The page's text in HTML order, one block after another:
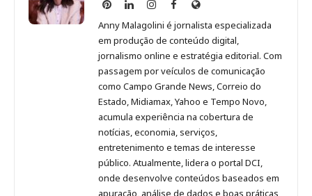
Anny
Malagolini
no
Pinterest
Anny
Malagolini
no
LinkedIn
Anny
Malagolini
no
Instagram
Anny
Malagolini
no
Facebook
Site
de
Anny
Malagolini
Anny Malagolini é jornalista especializada
em produção de conteúdo digital,
jornalismo online e estratégia editorial. Com
passagem por veículos de comunicação
como Campo Grande News, Correio do
Estado, Midiamax, Yahoo e Tempo Novo,
acumula experiência na cobertura de
notícias, economia, serviços,
entretenimento e temas de interesse
público. Atualmente, lidera o portal DCI,
onde desenvolve conteúdos baseados em
apuração, análise de dados e boas práticas